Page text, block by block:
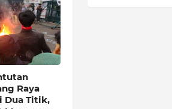
Raya
Dua Titik,